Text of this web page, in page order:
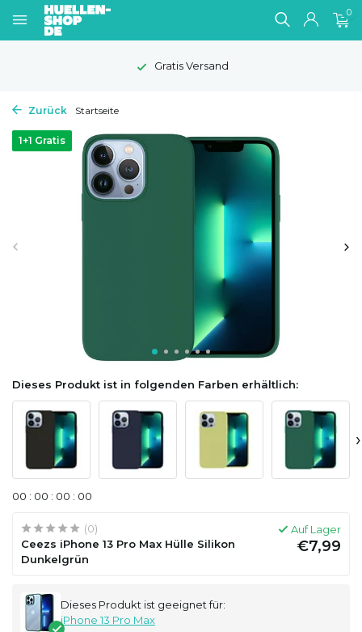
0
Gratis Versand
Zurück Startseite
1+1 Gratis
Dieses Produkt ist in folgenden Farben erhältlich:
›
00 : 00 : 00 : 00
(0)
Ceezs iPhone 13 Pro Max Hülle Silikon
Dunkelgrün
Auf Lager
€7,99
Dieses Produkt ist geeignet für:
iPhone 13 Pro Max